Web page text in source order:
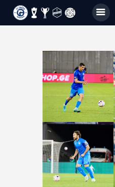
About Us
Teams
Academy
Shop
Membership
Gallery